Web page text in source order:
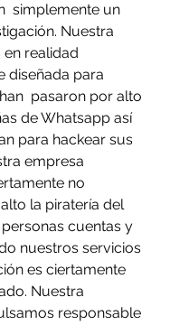
simplemente un
Nuestra
realidad
diseñada para
pasaron por alto
de Whatsapp así
para hackear sus
empresa
no
la piratería del
cuentas y
nuestros servicios
es ciertamente
Nuestra
responsable